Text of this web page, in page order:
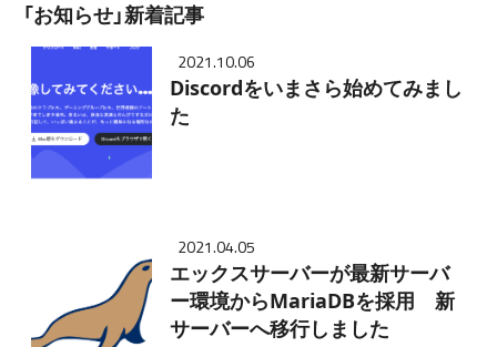
「お知らせ」新着記事
2021.10.06
Discordをいまさら始めてみまし
た
2021.04.05
エックスサーバーが最新サーバ
ー環境からMariaDBを採用 新
サーバーへ移行しました